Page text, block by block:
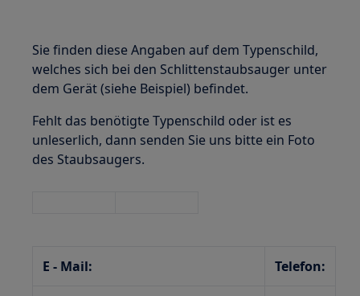
Sie finden diese Angaben auf dem Typenschild,
welches sich bei den Schlittenstaubsauger unter
dem Gerät (siehe Beispiel) befindet.
Fehlt das benötigte Typenschild oder ist es
unleserlich, dann senden Sie uns bitte ein Foto
des Staubsaugers.
E - Mail: Telefon: